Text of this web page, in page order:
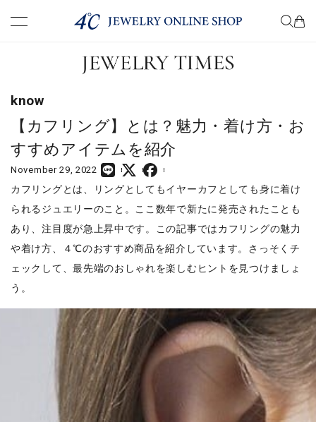
choose
wear
present
column
know
【カフリング】とは？魅力・着け方・お
すすめアイテムを紹介
November 29, 2022
カフリングとは、リングとしてもイヤーカフとしても身に着け
られるジュエリーのこと。ここ数年で新たに発売されたことも
あり、注目度が急上昇中です。この記事ではカフリングの魅力
や着け方、４℃のおすすめ商品を紹介しています。さっそくチ
ェックして、最先端のおしゃれを楽しむヒントを見つけましょ
う。